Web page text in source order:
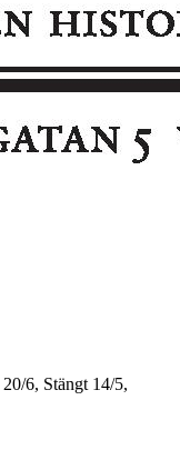
20/6, Stängt 14/5,